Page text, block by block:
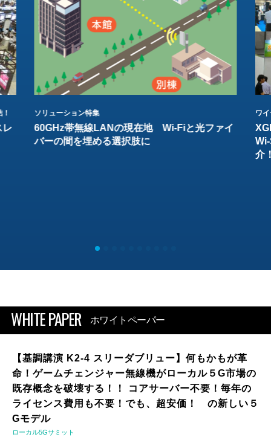
レ
ソリューション特集
60GHz帯無線LANの現在地 Wi-Fiと光ファイ
バーの間を埋める選択肢に
ワ
介
WHITE PAPER ホワイトペーパー
【基調講演 K2-4 スリーダブリュー】何もかもが革
命！ゲームチェンジャー無線機がローカル５G市場の
既存概念を破壊する！！ コアサーバー不要！毎年の
ライセンス費用も不要！でも、超安価！ の新しい５
Gモデル
ローカル5Gサミット